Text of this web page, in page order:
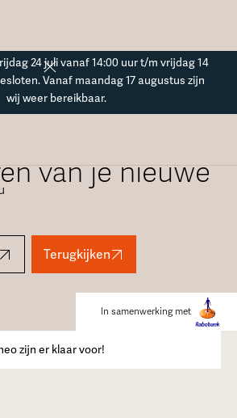
24 juli vanaf 14:00 uur t/m vrijdag 14
Vanaf maandag 17 augustus zijn
wij weer bereikbaar.
het bouwen en
van je nieuwe
Terugkijken
In samenwerking met
zijn er klaar voor!